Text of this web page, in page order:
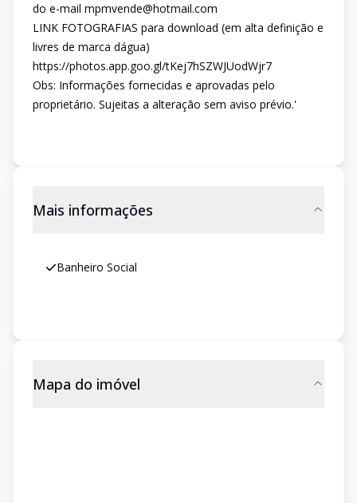
do e-mail mpmvende@hotmail.com
LINK FOTOGRAFIAS para download (em alta definição e
livres de marca dágua)
https://photos.app.goo.gl/tKej7hSZWJUodWjr7
Obs: Informações fornecidas e aprovadas pelo
proprietário. Sujeitas a alteração sem aviso prévio.'
Mais informações
Banheiro Social
Mapa do imóvel